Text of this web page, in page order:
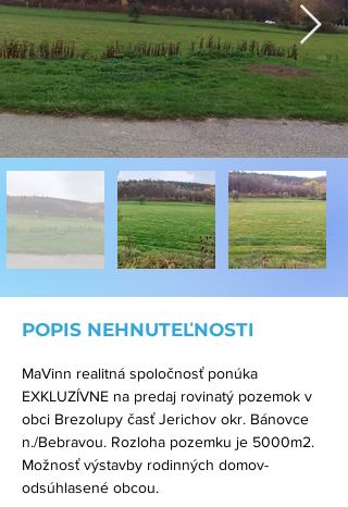
POPIS NEHNUTEĽNOSTI
MaVinn realitná spoločnosť ponúka
EXKLUZÍVNE na predaj rovinatý pozemok v
obci Brezolupy časť Jerichov okr. Bánovce
n./Bebravou. Rozloha pozemku je 5000m2.
Možnosť výstavby rodinných domov-
odsúhlasené obcou.